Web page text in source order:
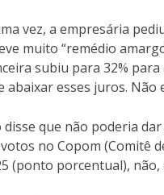
vez, a empresária
muito “remédio
subiu para 32%
abaixar esses juros.
disse que não poderia
no Copom (Comitê
(ponto porcentual), não,